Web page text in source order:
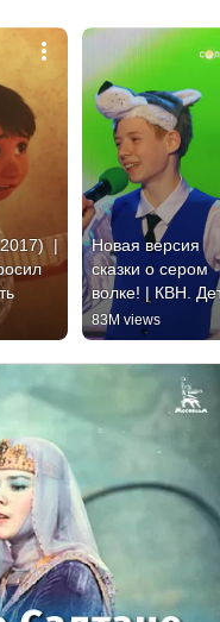
|
Новая версия
сказки о сером
волке! | КВН.
83M views